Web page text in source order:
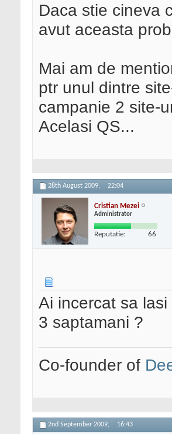
Daca stie cineva
avut aceasta
Mai am de
ptr unul dintre
campanie 2 site-
Acelasi QS...
28th August 2009, 22:04
Cristian Mezei
Administrator
Reputatie: 66
Ai incercat sa
3 saptamani ?
Co-founder of
2nd September 2009, 16:43